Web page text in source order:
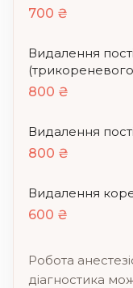
700 ₴
Видалення
800 ₴
Видалення
800 ₴
Видалення
600 ₴
Робота
діагностика